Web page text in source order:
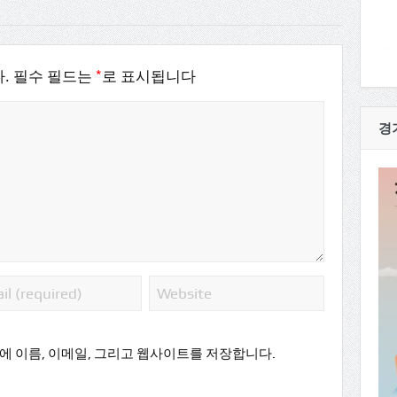
. 필수 필드는 *로 표시됩니다
이름, 이메일, 그리고 웹사이트를 저장합니다.
경